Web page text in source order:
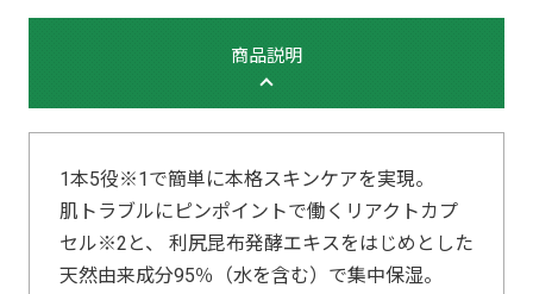
商品説明
1本5役※1で簡単に本格スキンケアを実現。
肌トラブルにピンポイントで働くリアクトカプ
セル※2と、 利尻昆布発酵エキスをはじめとした
天然由来成分95％（水を含む）で集中保湿。